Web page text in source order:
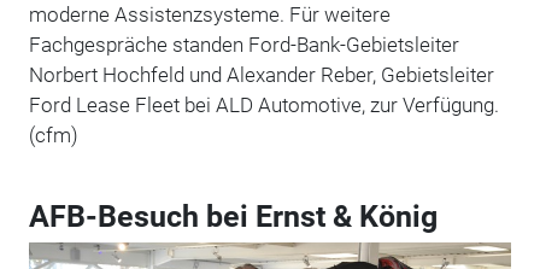
moderne Assistenzsysteme. Für weitere
Fachgespräche standen Ford-Bank-Gebietsleiter
Norbert Hochfeld und Alexander Reber, Gebietsleiter
Ford Lease Fleet bei ALD Automotive, zur Verfügung.
(cfm)
AFB-Besuch bei Ernst & König